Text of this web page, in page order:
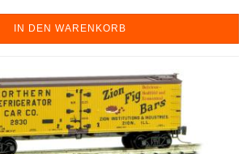
IN DEN WARENKORB